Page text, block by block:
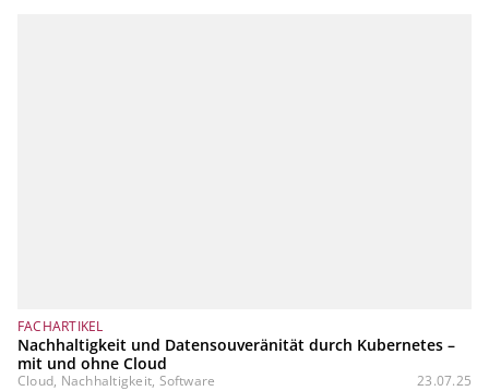
FACHARTIKEL
Nachhaltigkeit und Datensouveränität durch Kubernetes –
mit und ohne Cloud
Cloud, Nachhaltigkeit, Software 23.07.25